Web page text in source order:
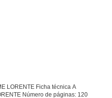
LORENTE Ficha técnica A
Número de páginas: 120